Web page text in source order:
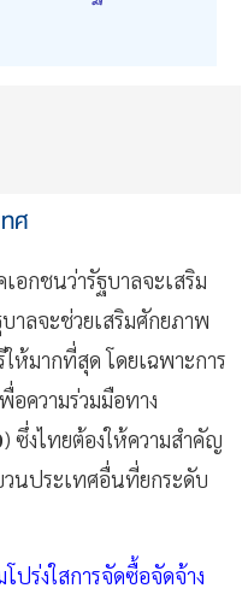
ศ
อกชนว่ารัฐบาลจะเสริม
าลจะช่วยเสริมศักยภาพ
ให้มากที่สุด โดยเฉพาะการ
อความร่วมมือทาง
) ซึ่งไทยต้องให้ความสำคัญ
วนประเทศอื่นที่ยกระดับ
ปร่งใสการจัดซื้อจัดจ้าง